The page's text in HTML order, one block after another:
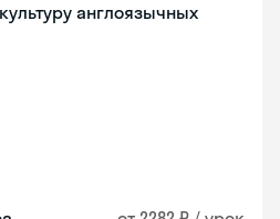
англоязычных